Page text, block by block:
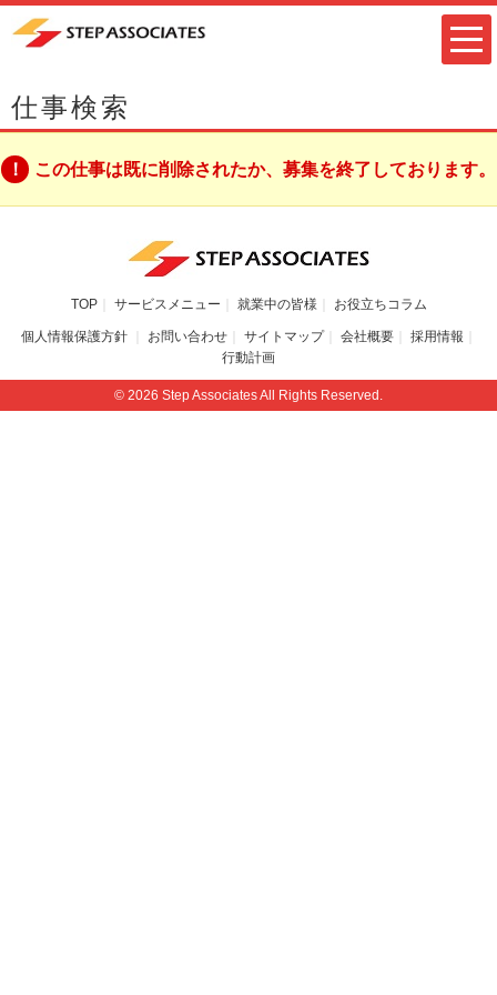
仕事検索
この仕事は既に削除されたか、募集を終了しております。
TOP サービスメニュー 就業中の皆様 お役立ちコラム
個人情報保護方針 お問い合わせ サイトマップ 会社概要
採用情報
行動計画
© 2026 Step Associates All Rights Reserved.